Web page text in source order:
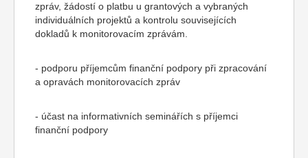
zpráv, žádostí o platbu u grantových a vybraných
individuálních projektů a kontrolu souvisejících
dokladů k monitorovacím zprávám.
- podporu příjemcům finanční podpory při zpracování
a opravách monitorovacích zpráv
- účast na informativních seminářích s příjemci
finanční podpory